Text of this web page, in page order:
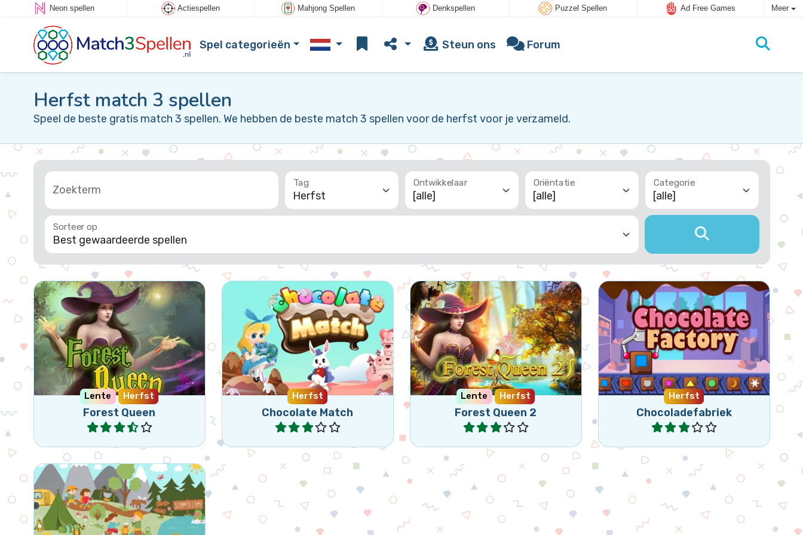
Neon spellen Actiespellen Mahjong Spellen Denkspellen Puzzel Spellen Ad Free Games Meer
Spel categorieën Steun ons Forum
Herfst match 3 spellen
Speel de beste gratis match 3 spellen. We hebben de beste match 3 spellen voor de herfst voor je verzameld.
Zoekterm
Tag Ontwikkelaar Oriëntatie Categorie
Sorteer op
Lente Herfst
Forest Queen
Help de Bosfee om haar
magische wezens te laten
groeien.
Speel
Herfst
Chocolate Match
Verwijder alle achtergronden in
dit match 3 spel met
chocolaatjes.
Speel
Lente Herfst
Forest Queen 2
Help de Bosfee in een compleet
nieuw avontuur.
Speel
Herfst
Chocoladefabriek
Help de werknemers van de
Chocoladefabriek.
Speel
Een Triple Match en Verborgen
Objecten spel.